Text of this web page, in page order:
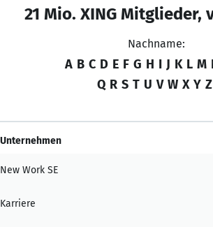
21 Mio. XING Mitglieder,
Nachname:
A B C D E F G H I J K L M
Q R S T U V W X Y Z
Unternehmen
New Work SE
Karriere